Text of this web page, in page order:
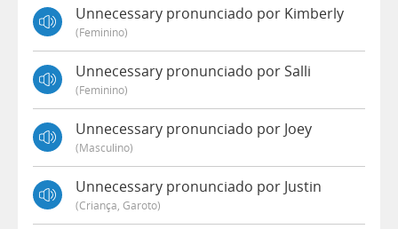
Unnecessary pronunciado por Kimberly
(feminino)
Unnecessary pronunciado por Salli
(feminino)
Unnecessary pronunciado por Joey
(masculino)
Unnecessary pronunciado por Justin
(criança, Garoto)